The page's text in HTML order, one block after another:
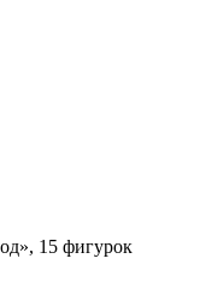
15 фигурок